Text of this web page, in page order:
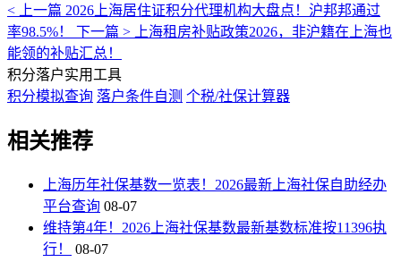
< 上一篇 2026上海居住证积分代理机构大盘点！沪邦邦通过
率98.5%！ 下一篇 >
上海租房补贴政策2026，非沪籍在上海也
能领的补贴汇总！
积分落户实用工具
积分模拟查询 落户条件自测 个税/社保计算器
相关推荐
上海历年社保基数一览表！2026最新上海社保自助经办
平台查询 08-07
维持第4年！2026上海社保基数最新基数标准按11396执
行！
08-07